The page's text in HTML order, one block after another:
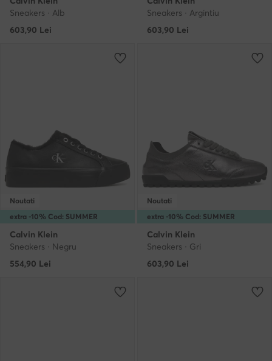
Sneakers · Alb
603,90 Lei
Sneakers · Argintiu
603,90 Lei
extra -10% Cod: SUMMER
Noutati
Calvin Klein
Sneakers · Negru
554,90 Lei
extra -10% Cod: SUMMER
Noutati
Calvin Klein
Sneakers · Gri
603,90 Lei